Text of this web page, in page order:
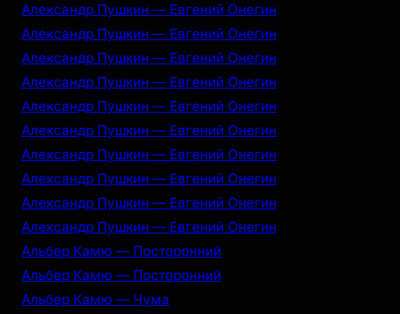
Александр Пушкин — Евгений Онегин
Александр Пушкин — Евгений Онегин
Александр Пушкин — Евгений Онегин
Александр Пушкин — Евгений Онегин
Александр Пушкин — Евгений Онегин
Александр Пушкин — Евгений Онегин
Александр Пушкин — Евгений Онегин
Александр Пушкин — Евгений Онегин
Александр Пушкин — Евгений Онегин
Александр Пушкин — Евгений Онегин
Альбер Камю — Посторонний
Альбер Камю — Посторонний
Альбер Камю — Чума